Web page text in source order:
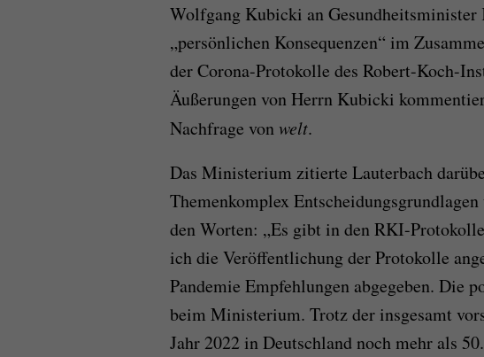
Wolfgang Kubicki an Gesundheitsminister
„persönlichen Konsequenzen“ im
der Corona-Protokolle des Robert-Koch-
Äußerungen von Herrn Kubicki
Nachfrage von welt.
Das Ministerium zitierte Lauterbach
Themenkomplex
den Worten: „Es gibt in den RKI-
ich die Veröffentlichung der Protokolle
Pandemie Empfehlungen abgegeben. Die
beim Ministerium. Trotz der insgesamt
Jahr 2022 in Deutschland noch mehr als